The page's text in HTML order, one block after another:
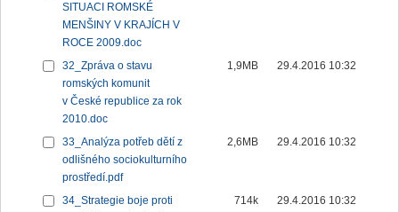
SITUACI ROMSKÉ
MENŠINY V KRAJÍCH V
ROCE 2009.doc
32_Zpráva o stavu
romských komunit
v České republice za rok
2010.doc
1,9MB 29.4.2016 10:32
33_Analýza potřeb dětí z
odlišného sociokulturního
prostředí.pdf
2,6MB 29.4.2016 10:32
34_Strategie boje proti
714k 29.4.2016 10:32